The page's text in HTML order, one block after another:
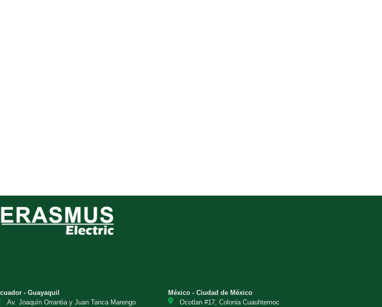
- Guayaquil
Av. Joaquín Orrantia y Juan Tanca Marengo
México - Ciudad de México
Ocotlan #17, Colonia Cuauhtemoc